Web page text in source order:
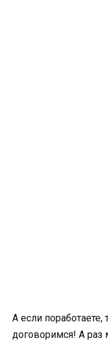
А если поработаете,
договоримся! А раз